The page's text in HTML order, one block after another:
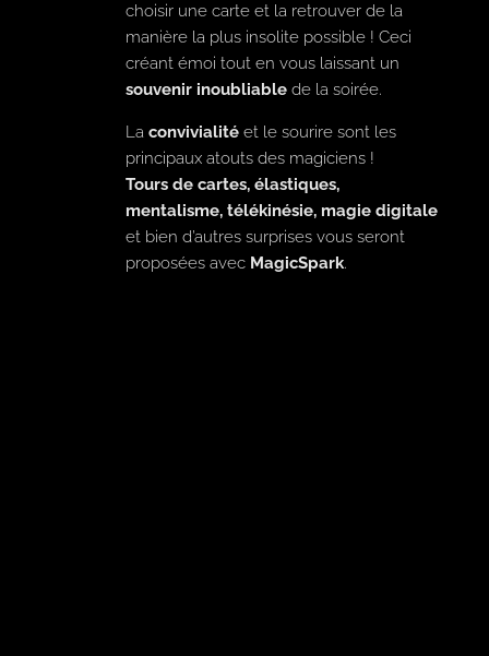
choisir une carte et la retrouver de la
manière la plus insolite possible ! Ceci
créant émoi tout en vous laissant un
souvenir inoubliable de la soirée.
Laconvivialité et le sourire sont les
principaux atouts des magiciens !
Tours de cartes, élastiques,
mentalisme, télékinésie, magie digitale
et bien d’autres surprises vous seront
proposées avec MagicSpark.